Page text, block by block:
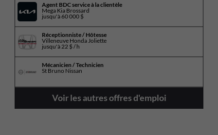
Agent BDC service à la clientèle
Mega Kia Brossard
jusqu'à60 000 $
Réceptionniste / Hôtesse
Villeneuve Honda Joliette
jusqu'à22 $ / h
Mécanicien / Technicien
St Bruno Nissan
Voir les autres offres d'emploi